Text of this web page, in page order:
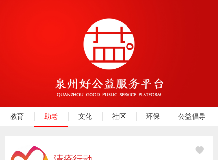
教育 助老 文化 社区 环保 公益倡导